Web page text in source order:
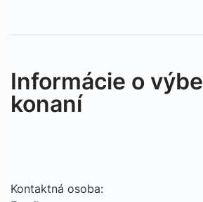
Informácie o
konaní
Kontaktná osoba: